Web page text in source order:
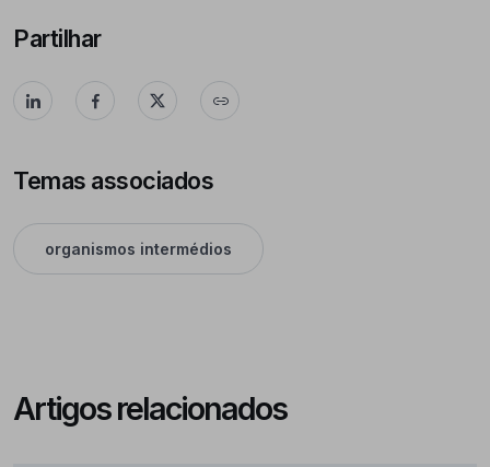
Partilhar
Temas associados
organismos intermédios
Artigos relacionados